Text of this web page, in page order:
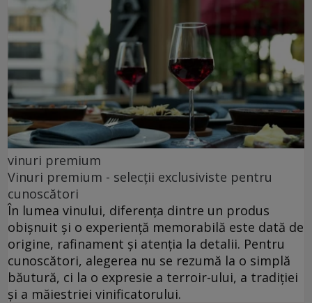
vinuri premium
Vinuri premium - selecții exclusiviste pentru
cunoscători
În lumea vinului, diferența dintre un produs
obișnuit și o experiență memorabilă este dată de
origine, rafinament și atenția la detalii. Pentru
cunoscători, alegerea nu se rezumă la o simplă
băutură, ci la o expresie a terroir-ului, a tradiției
și a măiestriei vinificatorului.